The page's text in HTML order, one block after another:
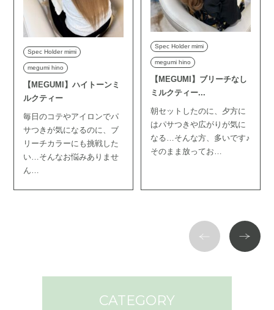
CATEGORY
Spec Holder mimi
megumi hino
【MEGUMI】ハイトーンミ
ルクティー
毎日のコテやアイロンでパ
サつきが気になるのに、ブ
リーチカラーにも挑戦した
い…そんなお悩みありませ
ん…
Spec Holder mimi
megumi hino
【MEGUMI】ブリーチなし
ミルクティー...
朝セットしたのに、夕方に
はパサつきや広がりが気に
なる…そんな方、多いです♪
そのまま放ってお…